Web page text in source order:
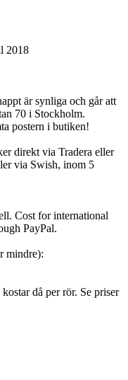
2018
är synliga och går att
70 i Stockholm.
postern i butiken!
direkt via Tradera eller
via Swish, inom 5
Cost for international
PayPal.
mindre):
då per rör. Se priser